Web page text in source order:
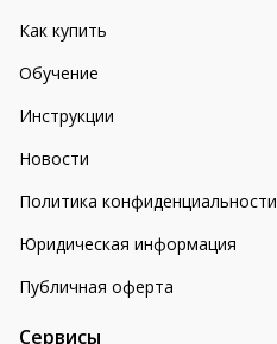
Как купить
Обучение
Инструкции
Новости
Политика конфиденциальности
Юридическая информация
Публичная оферта
Сервисы